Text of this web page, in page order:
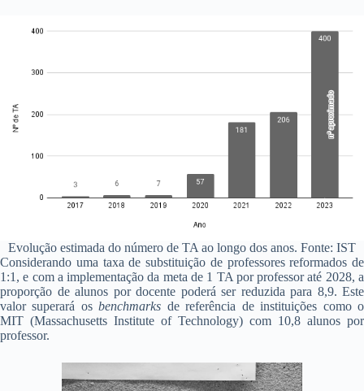
Evolução estimada do número de TA ao longo dos anos. Fonte: IST
Considerando uma taxa de substituição de professores reformados de
1:1, e com a implementação da meta de 1 TA por professor até 2028, a
proporção de alunos por docente poderá ser reduzida para 8,9. Este
valor superará osbenchmarks de referência de instituições como o
MIT (Massachusetts Institute of Technology) com 10,8 alunos por
professor.